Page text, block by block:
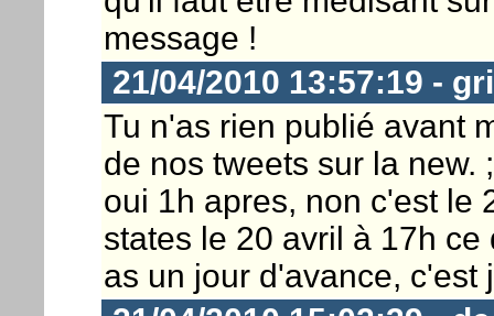
message !
21/04/2010 13:57:19 -
Tu n'as rien publié avant
de nos tweets sur la new.
oui 1h apres, non c'est le
states le 20 avril à 17h
as un jour d'avance, c'est